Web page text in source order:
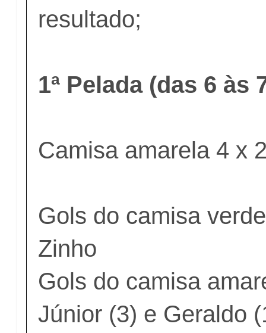
resultado;
1ª Pelada (das 6 às
Camisa amarela 4 x
Gols do camisa
Zinho
Gols do camisa
Júnior (3) e Geraldo